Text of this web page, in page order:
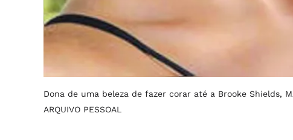
Dona de uma beleza de fazer corar até a Brooke Shields,
ARQUIVO PESSOAL